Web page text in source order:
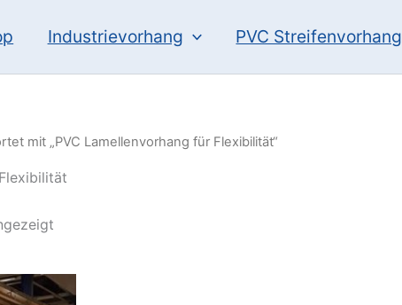
Industrievorhang PVC Streifenvorhang
mit „PVC Lamellenvorhang für Flexibilität“